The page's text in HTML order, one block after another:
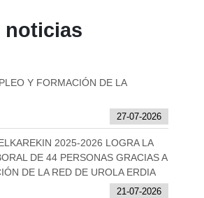
noticias
Y FORMACIÓN DE LA
27-07-2026
2025-2026 LOGRA LA
DE 44 PERSONAS GRACIAS A
DE LA RED DE UROLA ERDIA
21-07-2026